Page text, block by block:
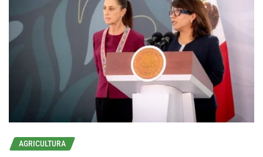
AGRICULTURA